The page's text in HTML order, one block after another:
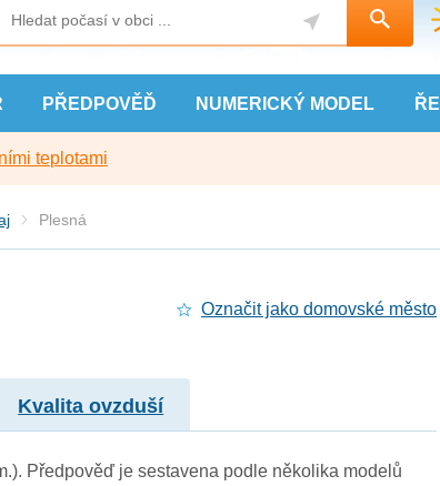
PŘEDPOVĚĎ NUMERICKÝ MODEL
teplotami
Plesná
Označit jako domovské město
Kvalita ovzduší
Předpověď je sestavena podle několika modelů